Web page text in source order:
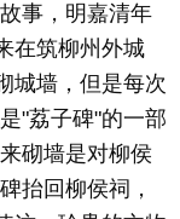
事，明嘉清年
在筑柳州外城
城墙，但是每次
"荔子碑"的一部
砌墙是对柳侯
抬回柳侯祠，